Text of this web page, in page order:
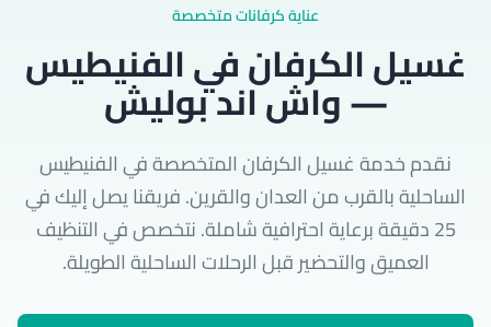
عناية كرفانات متخصصة
غسيل الكرفان في الفنيطيس
— واش اند بوليش
نقدم خدمة غسيل الكرفان المتخصصة في الفنيطيس
الساحلية بالقرب من العدان والقرين. فريقنا يصل إليك في
25 دقيقة برعاية احترافية شاملة. نتخصص في التنظيف
العميق والتحضير قبل الرحلات الساحلية الطويلة.